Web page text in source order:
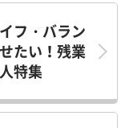
フ・バラン
たい！残業
特集